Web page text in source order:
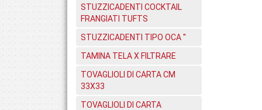
STUZZICADENTI COCKTAIL
FRANGIATI TUFTS
STUZZICADENTI TIPO OCA ''
TAMINA TELA X FILTRARE
TOVAGLIOLI DI CARTA CM
33X33
TOVAGLIOLI DI CARTA